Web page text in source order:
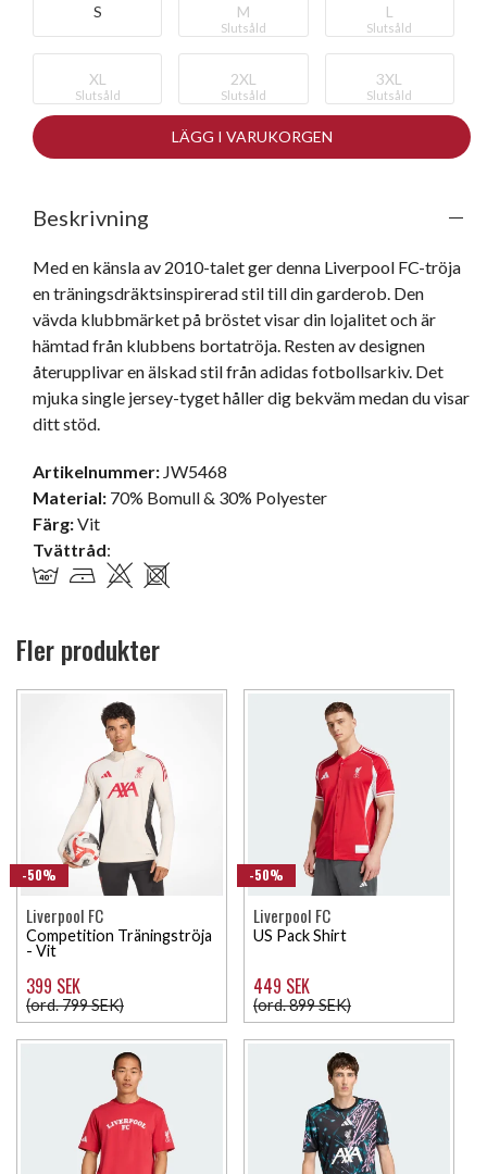
S M
Slutsåld
L
Slutsåld
XL
Slutsåld
2XL
Slutsåld
3XL
Slutsåld
LÄGG I VARUKORGEN
Beskrivning
Med en känsla av 2010-talet ger denna Liverpool FC-tröja
en träningsdräktsinspirerad stil till din garderob. Den
vävda klubbmärket på bröstet visar din lojalitet och är
hämtad från klubbens bortatröja. Resten av designen
återupplivar en älskad stil från adidas fotbollsarkiv. Det
mjuka single jersey-tyget håller dig bekväm medan du visar
ditt stöd.
Artikelnummer: JW5468
Material: 70% Bomull & 30% Polyester
Färg:Vit
Tvättråd:
Fler produkter
-50%
Liverpool FC
Competition Träningströja
- Vit
399 SEK
(ord. 799 SEK)
-50%
Liverpool FC
US Pack Shirt
449 SEK
(ord. 899 SEK)